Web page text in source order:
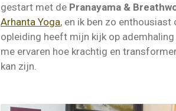
gestart met de Pranayama &
Arhanta Yoga, en ik ben zo enthousiast
opleiding heeft mijn kijk op
me ervaren hoe krachtig en
kan zijn.